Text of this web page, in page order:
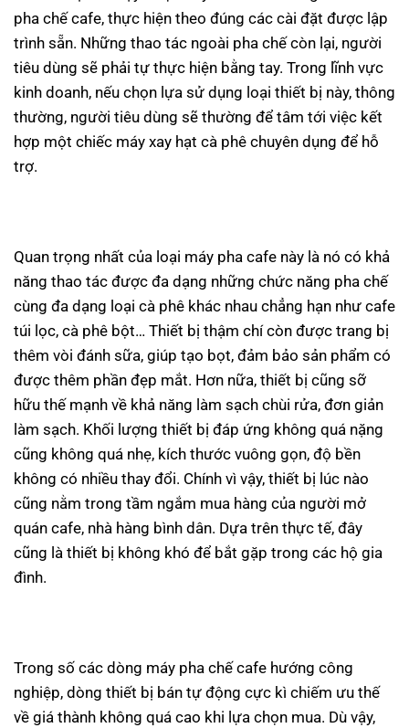
pha chế cafe, thực hiện theo đúng các cài đặt được lập
trình sẵn. Những thao tác ngoài pha chế còn lại, người
tiêu dùng sẽ phải tự thực hiện bằng tay. Trong lĩnh vực
kinh doanh, nếu chọn lựa sử dụng loại thiết bị này, thông
thường, người tiêu dùng sẽ thường để tâm tới việc kết
hợp một chiếc máy xay hạt cà phê chuyên dụng để hỗ
trợ.
Quan trọng nhất của loại máy pha cafe này là nó có khả
năng thao tác được đa dạng những chức năng pha chế
cùng đa dạng loại cà phê khác nhau chẳng hạn như cafe
túi lọc, cà phê bột… Thiết bị thậm chí còn được trang bị
thêm vòi đánh sữa, giúp tạo bọt, đảm bảo sản phẩm có
được thêm phần đẹp mắt. Hơn nữa, thiết bị cũng sỡ
hữu thế mạnh về khả năng làm sạch chùi rửa, đơn giản
làm sạch. Khối lượng thiết bị đáp ứng không quá nặng
cũng không quá nhẹ, kích thước vuông gọn, độ bền
không có nhiều thay đổi. Chính vì vậy, thiết bị lúc nào
cũng nằm trong tầm ngắm mua hàng của người mở
quán cafe, nhà hàng bình dân. Dựa trên thực tế, đây
cũng là thiết bị không khó để bắt gặp trong các hộ gia
đình.
Trong số các dòng máy pha chế cafe hướng công
nghiệp, dòng thiết bị bán tự động cực kì chiếm ưu thế
về giá thành không quá cao khi lựa chọn mua. Dù vậy,